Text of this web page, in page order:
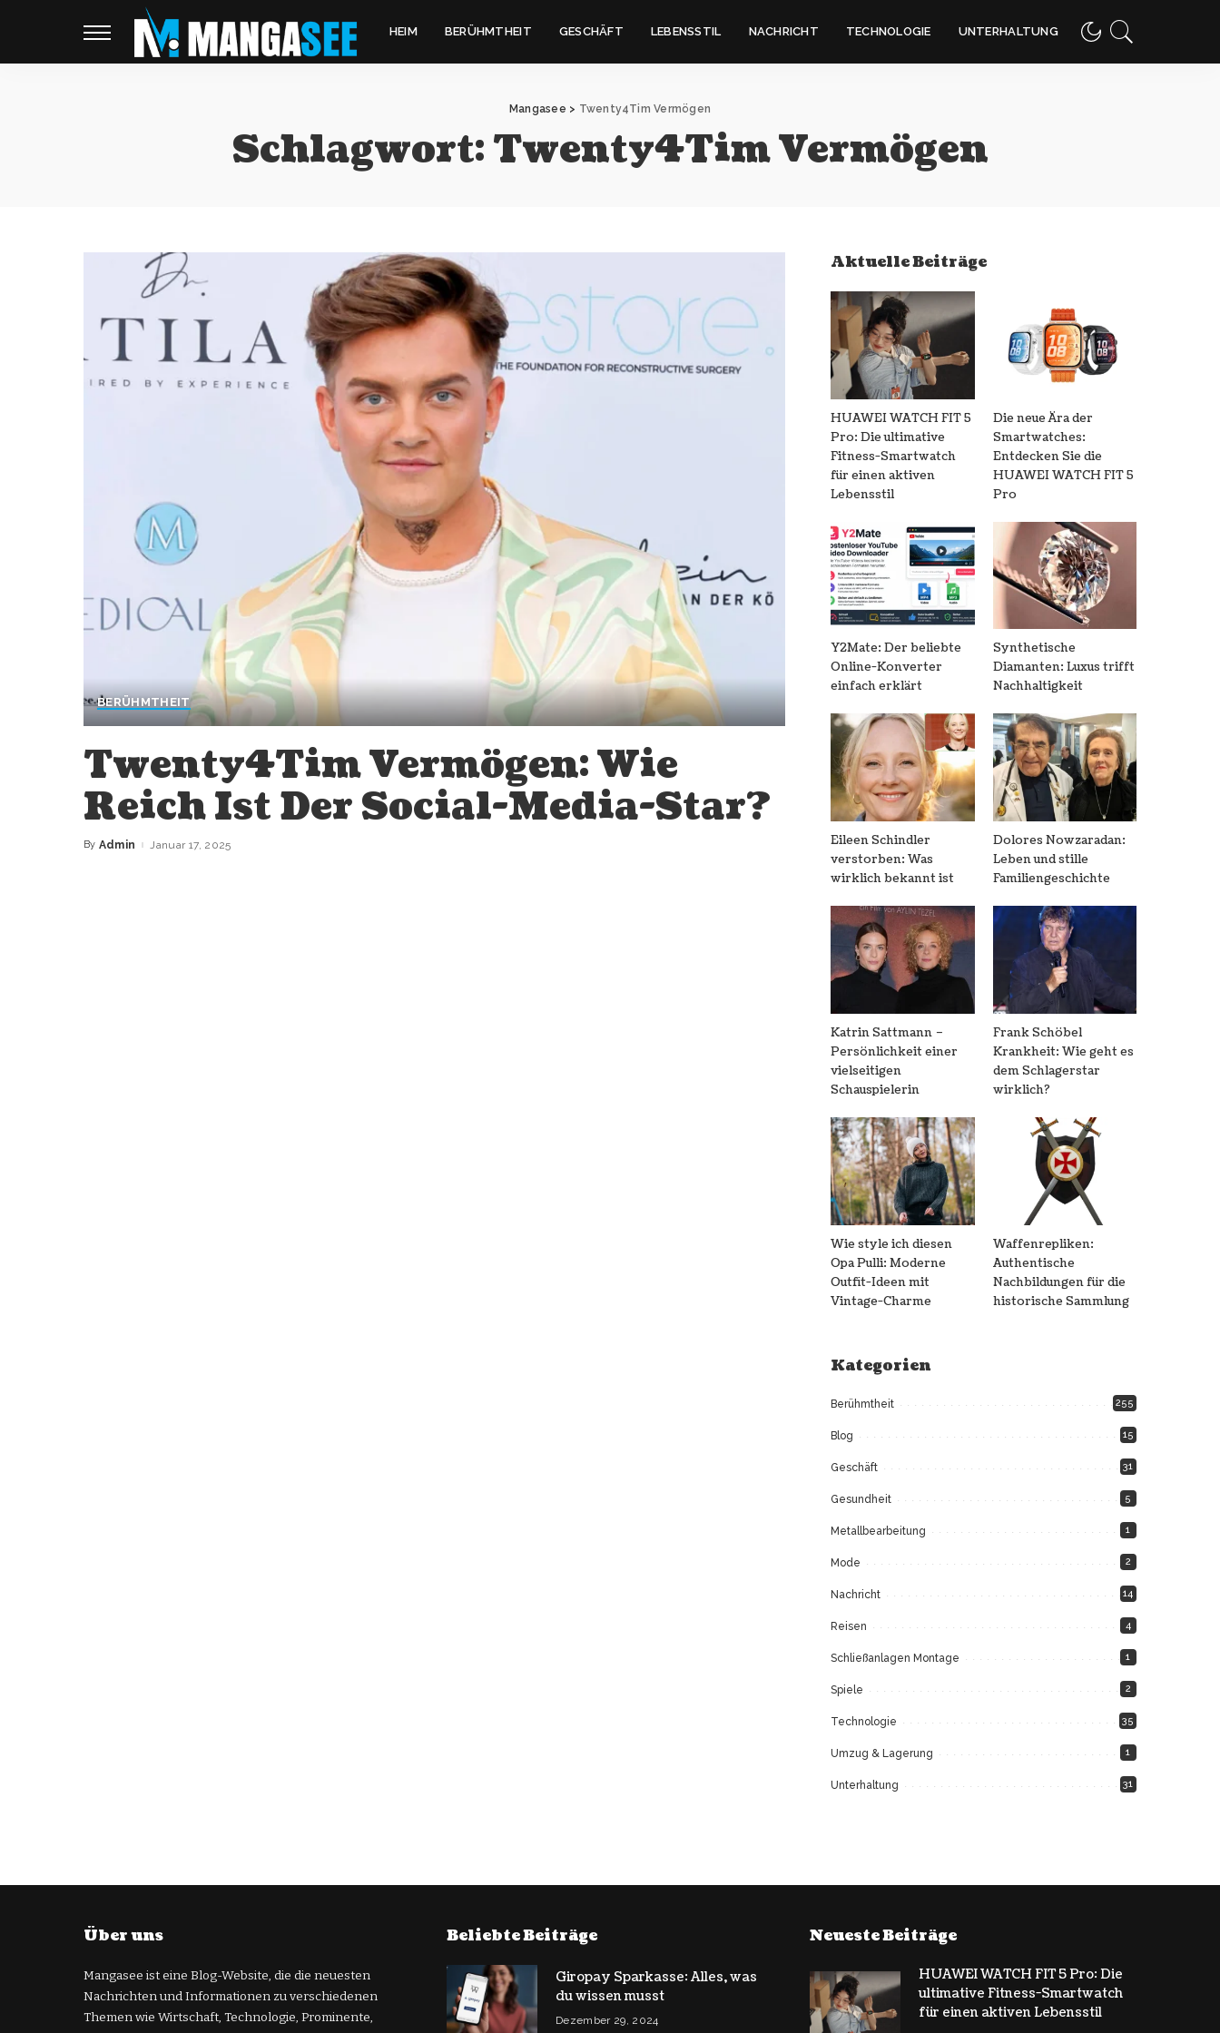
HEIM BERÜHMTHEIT GESCHÄFT LEBENSSTIL NACHRICHT TECHNOLOGIE UNTERHALTUNG
Mangasee > Twenty4Tim Vermögen
Schlagwort:Twenty4Tim Vermögen
BERÜHMTHEIT
Twenty4Tim Vermögen: Wie
Reich Ist Der Social-Media-Star?
Posted
By Admin Januar 17, 2025
Aktuelle Beiträge
HUAWEI WATCH FIT 5
Pro: Die ultimative
Fitness-Smartwatch
für einen aktiven
Lebensstil
Die neue Ära der
Smartwatches:
Entdecken Sie die
HUAWEI WATCH FIT 5
Pro
Y2Mate: Der beliebte
Online-Konverter
einfach erklärt
Synthetische
Diamanten: Luxus trifft
Nachhaltigkeit
Eileen Schindler
verstorben: Was
wirklich bekannt ist
Dolores Nowzaradan:
Leben und stille
Familiengeschichte
Katrin Sattmann –
Persönlichkeit einer
vielseitigen
Schauspielerin
Frank Schöbel
Krankheit: Wie geht es
dem Schlagerstar
wirklich?
Wie style ich diesen
Opa Pulli: Moderne
Outfit-Ideen mit
Vintage-Charme
Waffenrepliken:
Authentische
Nachbildungen für die
historische Sammlung
Kategorien
Berühmtheit 255
Blog 15
Geschäft 31
Gesundheit 5
Metallbearbeitung 1
Mode 2
Nachricht 14
Reisen 4
Schließanlagen Montage 1
Spiele 2
Technologie 35
Umzug & Lagerung 1
Unterhaltung 31
Über uns
Mangasee ist eine Blog-Website, die die neuesten
Nachrichten und Informationen zu verschiedenen
Themen wie Wirtschaft, Technologie, Prominente,
Beliebte Beiträge
Giropay Sparkasse: Alles, was
du wissen musst
Dezember 29, 2024
Neueste Beiträge
HUAWEI WATCH FIT 5 Pro: Die
ultimative Fitness-Smartwatch
für einen aktiven Lebensstil